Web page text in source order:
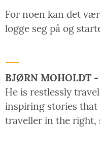
For noen kan det
logge seg på og
BJØRN MOHOLDT -
He is restlessly
inspiring stories that
traveller in the right,